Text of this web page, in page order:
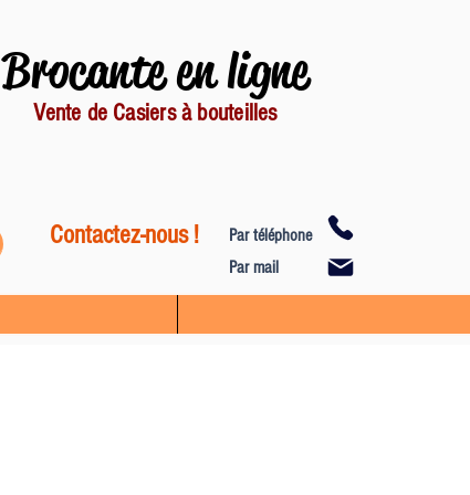
Brocante en ligne
Vente de Casiers à bouteilles
Contactez-nous !
Par téléphone
Par mail